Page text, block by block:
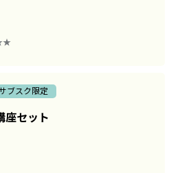
ブスク限定
座セット